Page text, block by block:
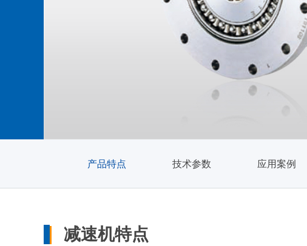
产品特点 技术参数 应用案例
减速机特点